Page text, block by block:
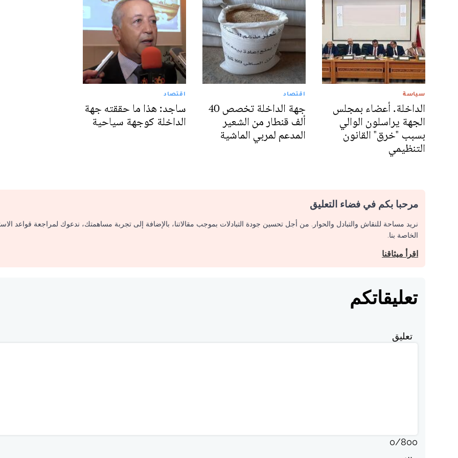
سياسة
الداخلة. أعضاء بمجلس
الجهة يراسلون الوالي
بسبب "خرق" القانون
التنظيمي
اقتصاد
جهة الداخلة تخصص 40
ألف قنطار من الشعير
المدعم لمربي الماشية
اقتصاد
ساجد: هذا ما حققته جهة
الداخلة كوجهة سياحية
مرحبا بكم في فضاء التعليق
نريد مساحة للنقاش والتبادل والحوار. من أجل تحسين جودة التبادلات بموجب مقالاتنا، بالإضافة إلى تجربة مساهمتك، ندعوك لمراجعة قواعد
الخاصة بنا.
اقرأ ميثاقنا
تعليقاتكم
تعليق
0/800